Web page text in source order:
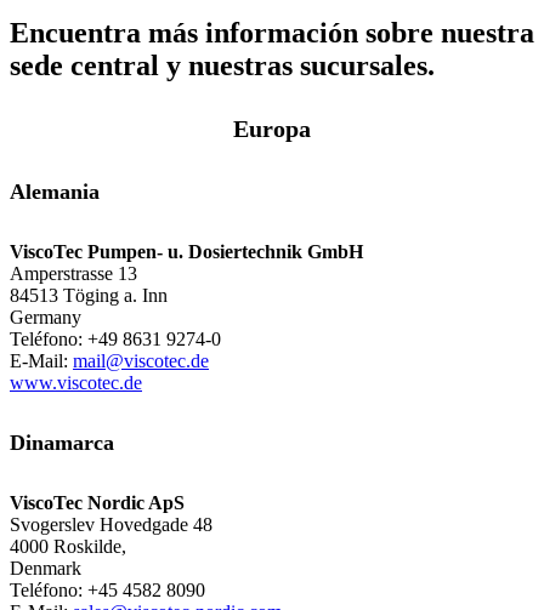
Encuentra más información sobre nuestra
sede central y nuestras sucursales.
Europa
Alemania
ViscoTec Pumpen- u. Dosiertechnik GmbH
Amperstrasse 13
84513 Töging a. Inn
Germany
Teléfono: +49 8631 9274-0
E-Mail: mail@viscotec.de
www.viscotec.de
Dinamarca
ViscoTec Nordic ApS
Svogerslev Hovedgade 48
4000 Roskilde,
Denmark
Teléfono: +45 4582 8090